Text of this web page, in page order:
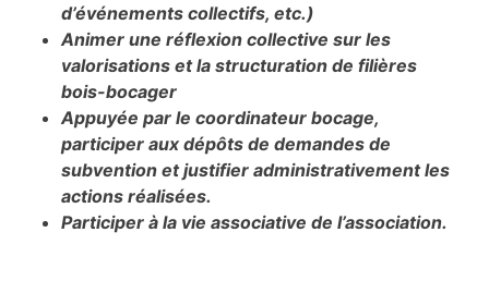
d’événements collectifs, etc.)
Animer une réflexion collective sur les
valorisations et la structuration de filières
bois-bocager
Appuyée par le coordinateur bocage,
participer aux dépôts de demandes de
subvention et justifier administrativement les
actions réalisées.
Participer à la vie associative de l’association.